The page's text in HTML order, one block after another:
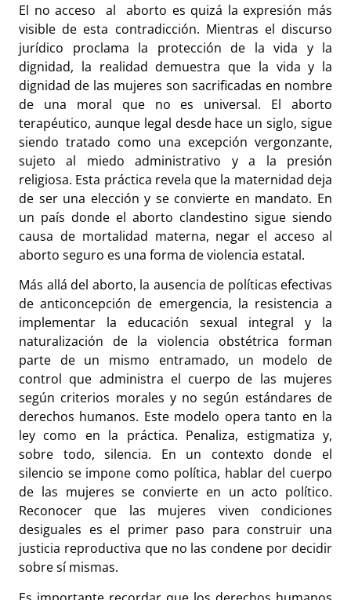
El no acceso al aborto es quizá la expresión más
visible de esta contradicción. Mientras el discurso
jurídico proclama la protección de la vida y la
dignidad, la realidad demuestra que la vida y la
dignidad de las mujeres son sacrificadas en nombre
de una moral que no es universal. El aborto
terapéutico, aunque legal desde hace un siglo, sigue
siendo tratado como una excepción vergonzante,
sujeto al miedo administrativo y a la presión
religiosa. Esta práctica revela que la maternidad deja
de ser una elección y se convierte en mandato. En
un país donde el aborto clandestino sigue siendo
causa de mortalidad materna, negar el acceso al
aborto seguro es una forma de violencia estatal.
Más allá del aborto, la ausencia de políticas efectivas
de anticoncepción de emergencia, la resistencia a
implementar la educación sexual integral y la
naturalización de la violencia obstétrica forman
parte de un mismo entramado, un modelo de
control que administra el cuerpo de las mujeres
según criterios morales y no según estándares de
derechos humanos. Este modelo opera tanto en la
ley como en la práctica. Penaliza, estigmatiza y,
sobre todo, silencia. En un contexto donde el
silencio se impone como política, hablar del cuerpo
de las mujeres se convierte en un acto político.
Reconocer que las mujeres viven condiciones
desiguales es el primer paso para construir una
justicia reproductiva que no las condene por decidir
sobre sí mismas.